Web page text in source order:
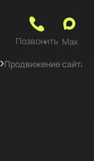
Позвонить Max
Продвижение сайта